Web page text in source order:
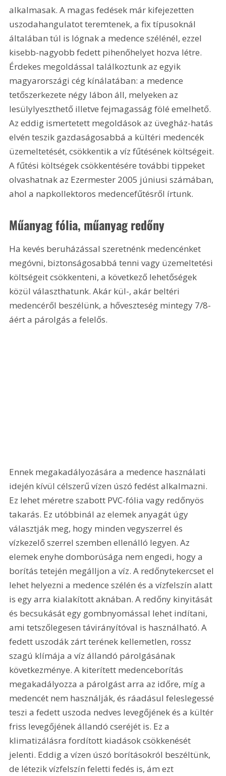
alkalmasak. A magas fedések már kifejezetten
uszodahangulatot teremtenek, a fix típusoknál
általában túl is lógnak a medence szélénél, ezzel
kisebb-nagyobb fedett pihenőhelyet hozva létre.
Érdekes megoldással találkoztunk az egyik
magyarországi cég kínálatában: a medence
tetőszerkezete négy lábon áll, melyeken az
lesülylyeszthető illetve fejmagasság fölé emelhető.
Az eddig ismertetett megoldások az üvegház-hatás
elvén teszik gazdaságosabbá a kültéri medencék
üzemeltetését, csökkentik a víz fűtésének költségeit.
A fűtési költségek csökkentésére további tippeket
olvashatnak az Ezermester 2005 júniusi számában,
ahol a napkollektoros medencefűtésről írtunk.
Műanyag fólia, műanyag redőny
Ha kevés beruházással szeretnénk medencénket
megóvni, biztonságosabbá tenni vagy üzemeltetési
költségeit csökkenteni, a következő lehetőségek
közül választhatunk. Akár kül-, akár beltéri
medencéről beszélünk, a hőveszteség mintegy 7/8-
áért a párolgás a felelős.
Ennek megakadályozására a medence használati
idején kívül célszerű vízen úszó fedést alkalmazni.
Ez lehet méretre szabott PVC-fólia vagy redőnyös
takarás. Ez utóbbinál az elemek anyagát úgy
választják meg, hogy minden vegyszerrel és
vízkezelő szerrel szemben ellenálló legyen. Az
elemek enyhe domborúsága nem engedi, hogy a
borítás tetején megálljon a víz. A redőnytekercset el
lehet helyezni a medence szélén és a vízfelszín alatt
is egy arra kialakított aknában. A redőny kinyitását
és becsukását egy gombnyomással lehet indítani,
ami tetszőlegesen távirányítóval is használható. A
fedett uszodák zárt terének kellemetlen, rossz
szagú klímája a víz állandó párolgásának
következménye. A kiterített medenceborítás
megakadályozza a párolgást arra az időre, míg a
medencét nem használják, és ráadásul feleslegessé
teszi a fedett uszoda nedves levegőjének és a kültér
friss levegőjének állandó cseréjét is. Ez a
klimatizálásra fordított kiadások csökkenését
jelenti. Eddig a vízen úszó borításokról beszéltünk,
de létezik vízfelszín feletti fedés is, ám ezt